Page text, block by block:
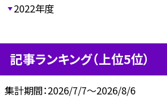
2022年度
記事ランキング（上位5位）
集計期間：2026/7/7～2026/8/6